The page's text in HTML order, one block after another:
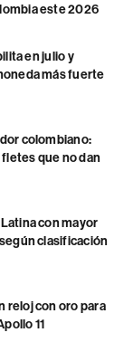
este 2026
en julio y
más fuerte
colombiano:
que no dan
con mayor
clasificación
reloj con oro para
11